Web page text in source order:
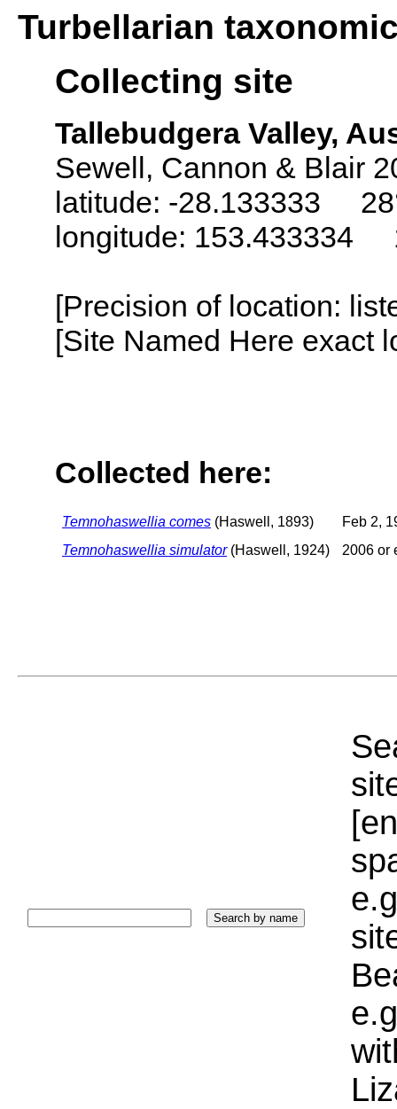
Turbellarian
Collecting site
Tallebudgera Valley,
Sewell, Cannon & Blair
latitude: -28.133333
longitude: 153.433334
[Precision of location:
[Site Named Here exact
Collected here:
Temnohaswellia comes (Haswell, 1893)
Feb 2,
Temnohaswellia simulator(Haswell, 1924) 2006 or